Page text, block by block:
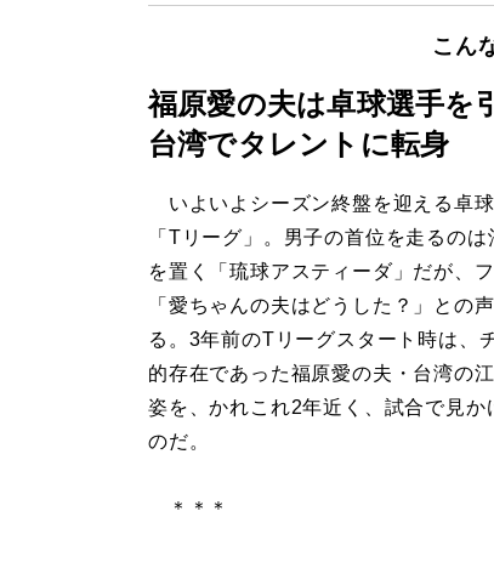
こん
福原愛の夫は卓球選手を
台湾でタレントに転身
いよいよシーズン終盤を迎える卓
「Tリーグ」。男子の首位を走るの
を置く「琉球アスティーダ」だが、
「愛ちゃんの夫はどうした？」との
る。3年前のTリーグスタート時は、
的存在であった福原愛の夫・台湾の
姿を、かれこれ2年近く、試合で見か
のだ。
＊＊＊